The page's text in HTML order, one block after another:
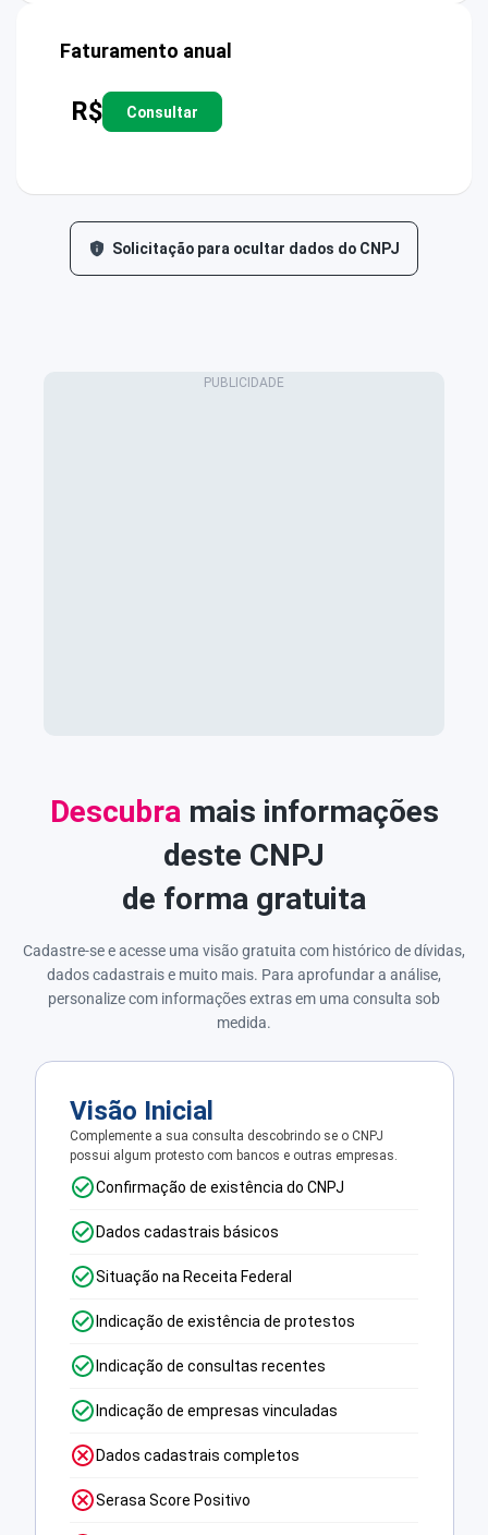
Faturamento anual
R$ Consultar
Solicitação para ocultar dados do CNPJ
Descubra mais informações
deste CNPJ
de forma gratuita
Cadastre-se e acesse uma visão gratuita com histórico de dívidas,
dados cadastrais e muito mais. Para aprofundar a análise,
personalize com informações extras em uma consulta sob
medida.
Visão Inicial
Complemente a sua consulta descobrindo se o CNPJ
possui algum protesto com bancos e outras empresas.
Confirmação de existência do CNPJ
Dados cadastrais básicos
Situação na Receita Federal
Indicação de existência de protestos
Indicação de consultas recentes
Indicação de empresas vinculadas
Dados cadastrais completos
Serasa Score Positivo